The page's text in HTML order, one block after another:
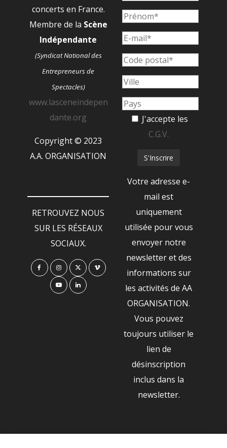
concerts en France.
Membre de la Scène
Indépendante
(Syndicat National des
Entrepreneurs de
Spectacles)
www.lasceneindepen
dante.org
Copyright © 2023
A.A. ORGANISATION
RETROUVEZ NOUS
SUR LES RÉSEAUX
SOCIAUX.
J'accepte les
C.G.V.
Votre adresse e-
mail est
uniquement
utilisée pour vous
envoyer notre
newsletter et des
informations sur
les activités de AA
ORGANISATION.
Vous pouvez
toujours utiliser le
lien de
désinscription
inclus dans la
newsletter.
NOS PARTENAIRES